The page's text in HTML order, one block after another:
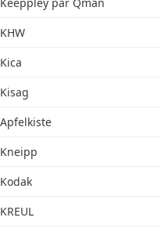
KHW
Kica
Kisag
Apfelkiste
Kneipp
Kodak
KREUL